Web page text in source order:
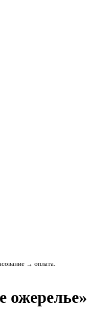
→ оплата.
ожерелье»